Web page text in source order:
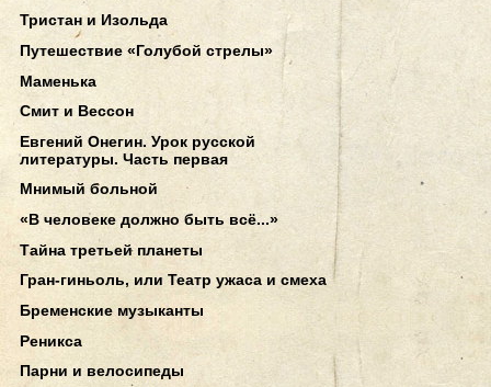
Тристан и Изольда
Путешествие «Голубой стрелы»
Маменька
Смит и Вессон
Евгений Онегин. Урок русской
литературы. Часть первая
Мнимый больной
«В человеке должно быть всё...»
Тайна третьей планеты
Гран-гиньоль, или Театр ужаса и смеха
Бременские музыканты
Реникса
Парни и велосипеды